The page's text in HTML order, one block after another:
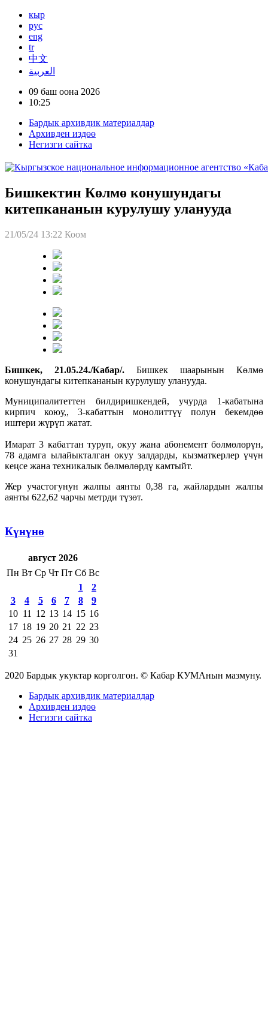
кыр
рус
eng
tr
中文
العربية
09 баш оона 2026
10:25
Бардык архивдик материалдар
Архивден издөө
Негизги сайтка
Бишкектин Көлмө конушундагы
китепкананын курулушу уланууда
21/05/24 13:22 Коом
Бишкек, 21.05.24./Кабар/. Бишкек шаарынын Көлмө
конушундагы китепкананын курулушу уланууда.
Муниципалитеттен билдиришкендей, учурда 1-кабатына
кирпич коюу,, 3-кабаттын монолиттүү полун бекемдөө
иштери жүрүп жатат.
Имарат 3 кабаттан туруп, окуу жана абонемент бөлмөлөрүн,
78 адамга ылайыкталган окуу залдарды, кызматкерлер үчүн
кеңсе жана техникалык бөлмөлөрдү камтыйт.
Жер участогунун жалпы аянты 0,38 га, жайлардын жалпы
аянты 622,62 чарчы метрди түзөт.
Күнүнө
август 2026
Пн Вт Ср Чт Пт Сб Вс
1
2
3
4 5 6 7 8
9
10 11 12 13 14 15 16
17 18 19 20 21 22 23
24 25 26 27 28 29 30
31
2020 Бардык укуктар корголгон. © Кабар КУМАнын мазмуну.
Бардык архивдик материалдар
Архивден издөө
Негизги сайтка